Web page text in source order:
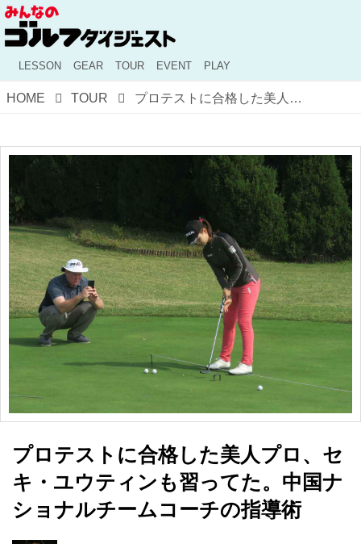
LESSON GEAR TOUR EVENT PLAY
HOME TOUR プロテストに合格した美人プロ、セキ・ユウティンも習ってた。中国ナショナルチームコーチの指導術
プロテストに合格した美人プロ、セ
キ・ユウティンも習ってた。中国ナ
ショナルチームコーチの指導術